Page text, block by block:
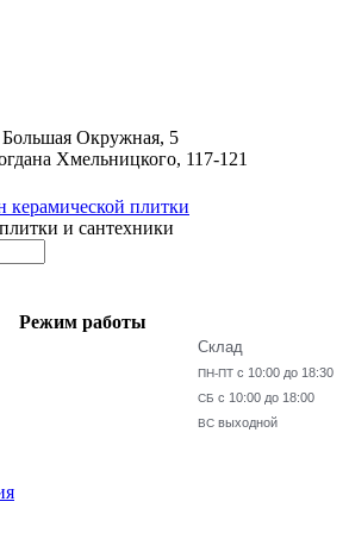
Большая Окружная, 5
Хмельницкого, 117-121
и сантехники
Режим работы
Склад
ПН-ПТ с 10:00 до 18:30
СБ с 10:00 до 18:00
ВС выходной